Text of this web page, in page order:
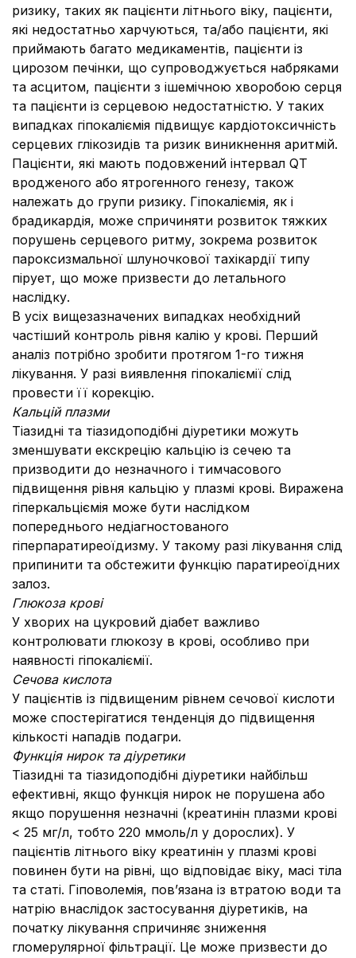
ризику, таких як пацієнти літнього віку, пацієнти,
які недостатньо харчуються, та/або пацієнти, які
приймають багато медикаментів, пацієнти із
цирозом печінки, що супроводжується набряками
та асцитом, пацієнти з ішемічною хворобою серця
та пацієнти із серцевою недостатністю. У таких
випадках гіпокаліємія підвищує кардіотоксичність
серцевих глікозидів та ризик виникнення аритмій.
Пацієнти, які мають подовжений інтервал QТ
вродженого або ятрогенного генезу, також
належать до групи ризику. Гіпокаліємія, як і
брадикардія, може спричиняти розвиток тяжких
порушень серцевого ритму, зокрема розвиток
пароксизмальної шлуночкової тахікардії типу
пірует, що може призвести до летального
наслідку.
В усіх вищезазначених випадках необхідний
частіший контроль рівня калію у крові. Перший
аналіз потрібно зробити протягом 1-го тижня
лікування. У разі виявлення гіпокаліємії слід
провести її корекцію.
Кальцій плазми
Тіазидні та тіазидоподібні діуретики можуть
зменшувати екскрецію кальцію із сечею та
призводити до незначного і тимчасового
підвищення рівня кальцію у плазмі крові. Виражена
гіперкальціємія може бути наслідком
попереднього недіагностованого
гіперпаратиреоїдизму. У такому разі лікування слід
припинити та обстежити функцію паратиреоїдних
залоз.
Глюкоза крові
У хворих на цукровий діабет важливо
контролювати глюкозу в крові, особливо при
наявності гіпокаліємії.
Сечова кислота
У пацієнтів із підвищеним рівнем сечової кислоти
може спостерігатися тенденція до підвищення
кількості нападів подагри.
Функція нирок та діуретики
Тіазидні та тіазидоподібні діуретики найбільш
ефективні, якщо функція нирок не порушена або
якщо порушення незначні (креатинін плазми крові
< 25 мг/л, тобто 220 ммоль/л у дорослих). У
пацієнтів літнього віку креатинін у плазмі крові
повинен бути на рівні, що відповідає віку, масі тіла
та статі. Гіповолемія, пов’язана із втратою води та
натрію внаслідок застосування діуретиків, на
початку лікування спричиняє зниження
гломерулярної фільтрації. Це може призвести до